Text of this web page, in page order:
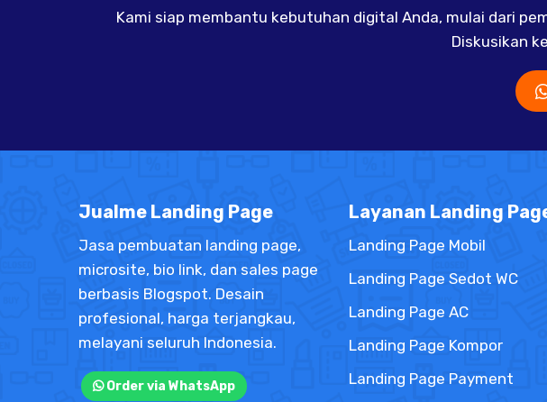
Kami siap membantu kebutuhan digital Anda, mulai dari
Diskusikan
Jualme Landing Page
Jasa pembuatan landing page,
microsite, bio link, dan sales page
berbasis Blogspot. Desain
profesional, harga terjangkau,
melayani seluruh Indonesia.
Order via WhatsApp
Layanan Landing
Landing Page Mobil
Landing Page Sedot WC
Landing Page AC
Landing Page Kompor
Landing Page Payment